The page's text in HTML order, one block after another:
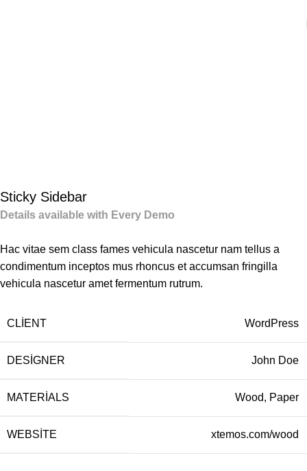
Sticky Sidebar
Details available with Every Demo
Hac vitae sem class fames vehicula nascetur nam tellus a
condimentum inceptos mus rhoncus et accumsan fringilla
vehicula nascetur amet fermentum rutrum.
CLIENT WordPress
DESIGNER John Doe
MATERIALS Wood, Paper
WEBSITE xtemos.com/wood